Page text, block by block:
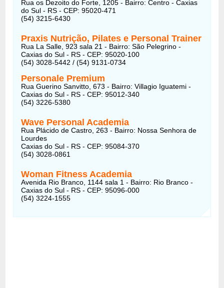
Rua os Dezoito do Forte, 1205 - Bairro: Centro - Caxias
do Sul - RS - CEP: 95020-471
(54) 3215-6430
Praxis Nutrição, Pilates e Personal Trainer
Rua La Salle, 923 sala 21 - Bairro: São Pelegrino -
Caxias do Sul - RS - CEP: 95020-100
(54) 3028-5442 / (54) 9131-0734
Personale Premium
Rua Guerino Sanvitto, 673 - Bairro: Villagio Iguatemi -
Caxias do Sul - RS - CEP: 95012-340
(54) 3226-5380
Wave Personal Academia
Rua Plácido de Castro, 263 - Bairro: Nossa Senhora de
Lourdes
Caxias do Sul - RS - CEP: 95084-370
(54) 3028-0861
Woman Fitness Academia
Avenida Rio Branco, 1144 sala 1 - Bairro: Rio Branco -
Caxias do Sul - RS - CEP: 95096-000
(54) 3224-1555